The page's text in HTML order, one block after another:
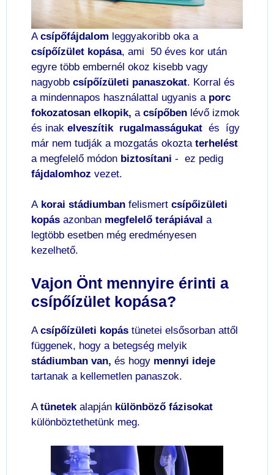
A csípőfájdalom leggyakoribb oka a
csípőízület kopása, ami 50 éves kor után
egyre több embernél okoz kisebb vagy
nagyobb csípőízületi panaszokat. Korral és
a mindennapos használattal ugyanis a porc
fokozatosan elkopik, a csípőben lévő izmok
és inak elveszítik rugalmasságukat és így
már nem tudják a mozgatás okozta terhelést
a megfelelő módon biztosítani - ez pedig
fájdalomhoz vezet.
Akorai stádiumban felismert csípőizületi
kopás azonban megfelelő terápiával a
legtöbb esetben még eredményesen
kezelhető.
Vajon Önt mennyire érinti a
csípőízület kopása?
A csípőízületi kopás tünetei elsősorban attől
függenek, hogy a betegség melyik
stádiumban van, és hogy mennyi ideje
tartanak a kellemetlen panaszok.
Atünetekalapján különböző fázisokat
különböztethetünk meg.